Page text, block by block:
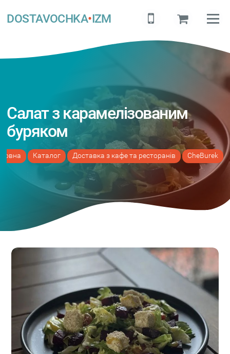
DOSTAVOCHKA•IZM
Салат з карамелізованим
буряком
Каталог Доставка з кафе та ресторанів CheBurek